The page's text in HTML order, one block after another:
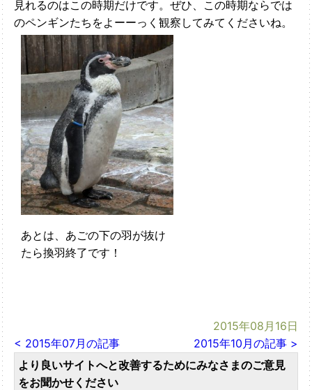
見れるのはこの時期だけです。ぜひ、この時期ならでは
のペンギンたちをよーーっく観察してみてくださいね。
あとは、あごの下の羽が抜け
たら換羽終了です！
2015年08月16日
< 2015年07月の記事
2015年10月の記事 >
より良いサイトへと改善するためにみなさまのご意見
をお聞かせください